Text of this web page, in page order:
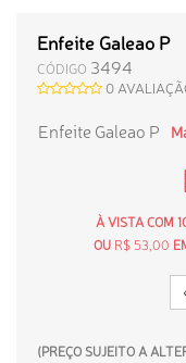
Enfeite Galeao P
CÓDIGO 3494
0
Enfeite Galeao P
À VISTA COM
OU R$ 53,00
(PREÇO SUJEITO A